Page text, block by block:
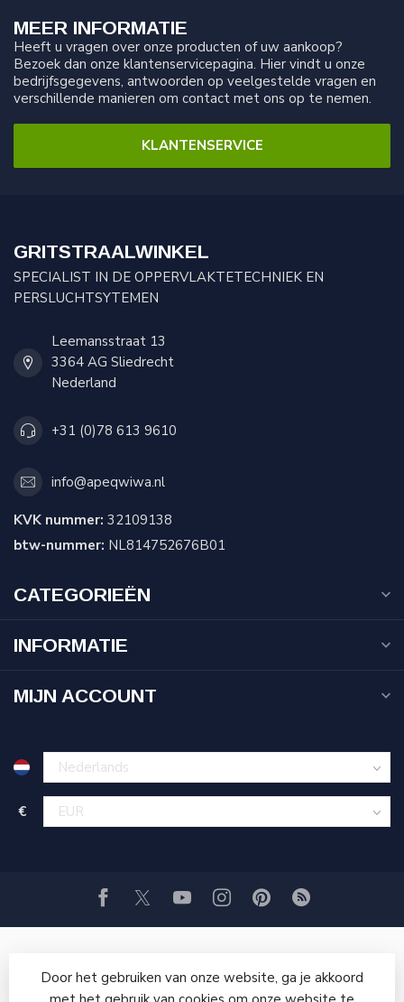
MEER INFORMATIE
Heeft u vragen over onze producten of uw aankoop?
Bezoek dan onze klantenservicepagina. Hier vindt u onze
bedrijfsgegevens, antwoorden op veelgestelde vragen en
verschillende manieren om contact met ons op te nemen.
KLANTENSERVICE
GRITSTRAALWINKEL
SPECIALIST IN DE OPPERVLAKTETECHNIEK EN
PERSLUCHTSYTEMEN
Leemansstraat 13
3364 AG Sliedrecht
Nederland
+31 (0)78 613 9610
info@apeqwiwa.nl
KVK nummer: 32109138
btw-nummer: NL814752676B01
CATEGORIEËN
INFORMATIE
MIJN ACCOUNT
€
Door het gebruiken van onze website, ga je akkoord